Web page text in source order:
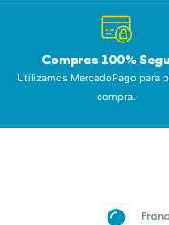
Compras 100%
Utilizamos MercadoPago para
compra.